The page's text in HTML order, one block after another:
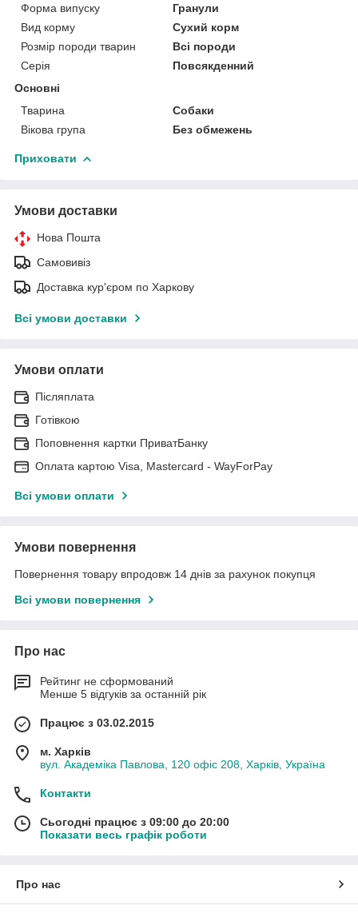
Форма випуску
Гранули
Вид корму
Сухий корм
Розмір породи тварин
Всі породи
Серія
Повсякденний
Основні
Тварина
Собаки
Вікова група
Без обмежень
Приховати
Умови доставки
Нова Пошта
Самовивіз
Доставка кур'єром по Харкову
Всі умови доставки
Умови оплати
Післяплата
Готівкою
Поповнення картки ПриватБанку
Оплата картою Visa, Mastercard - WayForPay
Всі умови оплати
Умови повернення
Повернення товару впродовж 14 днів за рахунок покупця
Всі умови повернення
Про нас
Рейтинг не сформований
Менше 5 відгуків за останній рік
Працює з 03.02.2015
м. Харків
вул. Академіка Павлова, 120 офіс 208, Харків, Україна
Контакти
Сьогодні працює з 09:00 до 20:00
Показати весь графік роботи
Про нас